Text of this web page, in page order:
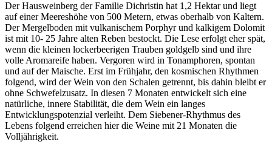
Der Hausweinberg der Familie Dichristin hat 1,2 Hektar und liegt
auf einer Meereshöhe von 500 Metern, etwas oberhalb von Kaltern.
Der Mergelboden mit vulkanischem Porphyr und kalkigem Dolomit
ist mit 10- 25 Jahre alten Reben bestockt. Die Lese erfolgt eher spät,
wenn die kleinen lockerbeerigen Trauben goldgelb sind und ihre
volle Aromareife haben. Vergoren wird in Tonamphoren, spontan
und auf der Maische. Erst im Frühjahr, den kosmischen Rhythmen
folgend, wird der Wein von den Schalen getrennt, bis dahin bleibt er
ohne Schwefelzusatz. In diesen 7 Monaten entwickelt sich eine
natürliche, innere Stabilität, die dem Wein ein langes
Entwicklungspotenzial verleiht. Dem Siebener-Rhythmus des
Lebens folgend erreichen hier die Weine mit 21 Monaten die
Volljährigkeit.